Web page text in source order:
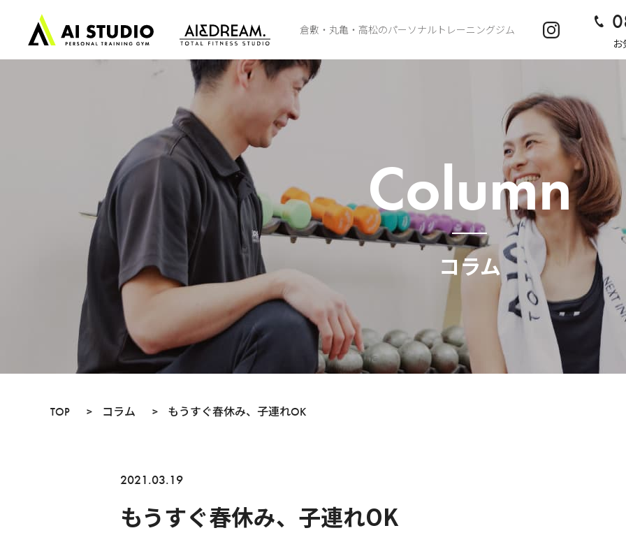
ッ
ー
ジ
倉敷・丸亀・高松のパーソナルトレーニングジム
Column
コラム
TOP > コラム > もうすぐ春休み、子連れOK
2021.03.19
もうすぐ春休み、子連れOK